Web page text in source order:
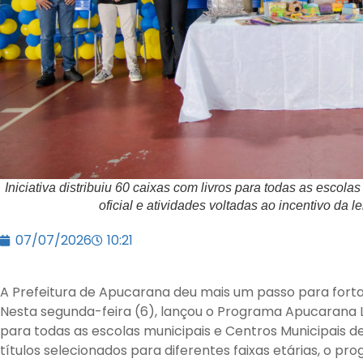
Iniciativa distribuiu 60 caixas com livros para todas as
oficial e atividades voltadas ao incentivo da
07/07/2026 10:21
A Prefeitura de Apucarana deu mais um passo para
Nesta segunda-feira (6), lançou o Programa Apucarana
para todas as escolas municipais e Centros Municipais
títulos selecionados para diferentes faixas etárias, o